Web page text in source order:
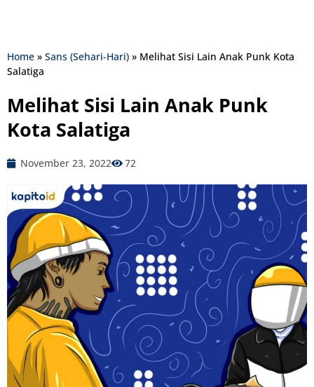
Home » Sans (Sehari-Hari) » Melihat Sisi Lain Anak Punk Kota
Salatiga
Melihat Sisi Lain Anak Punk
Kota Salatiga
November 23, 2022 72